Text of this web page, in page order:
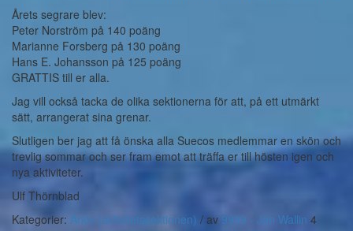
Årets segrare blev:
Peter Norström på 140 poäng
Marianne Forsberg på 130 poäng
Hans E. Johansson på 125 poäng
GRATTIS till er alla.
Jag vill också tacka de olika sektionerna för att, på ett utmärkt
sätt, arrangerat sina grenar.
Slutligen ber jag att få önska alla Suecos medlemmar en skön och
trevlig sommar och ser fram emot att träffa er till hösten igen och
nya aktiviteter.
Ulf Thörnblad
Kategorier: Arkiv (aktivitetssektionen) / av 9999 - Jan Wallin 4